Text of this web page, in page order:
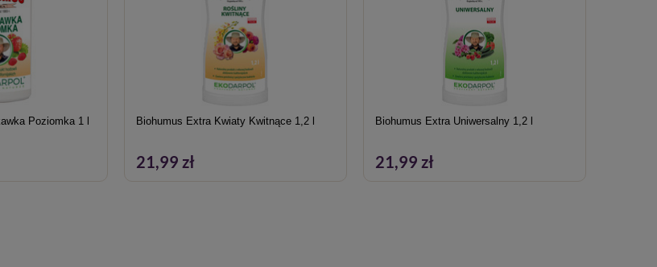
Poziomka 1 l
Biohumus Extra Kwiaty Kwitnące 1,2 l
21,99 zł
Biohumus Extra Uniwersalny 1,2 l
21,99 zł